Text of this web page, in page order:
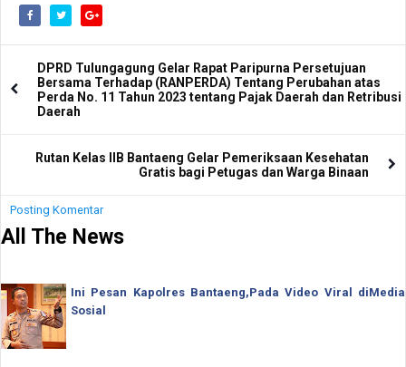
DPRD Tulungagung Gelar Rapat Paripurna Persetujuan
Bersama Terhadap (RANPERDA) Tentang Perubahan atas
Perda No. 11 Tahun 2023 tentang Pajak Daerah dan Retribusi
Daerah
Rutan Kelas IIB Bantaeng Gelar Pemeriksaan Kesehatan
Gratis bagi Petugas dan Warga Binaan
Posting Komentar
All The News
Ini Pesan Kapolres Bantaeng,Pada Video Viral diMedia
Sosial